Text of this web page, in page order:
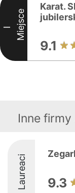
I Miejsce
Karat.
9.1
Inne
Laureaci 9.3